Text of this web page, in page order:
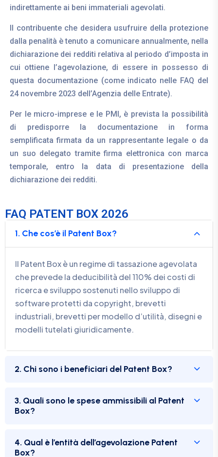
indirettamente ai beni immateriali agevolati.
Il contribuente che desidera usufruire della protezione
dalla penalità è tenuto a comunicare annualmente, nella
dichiarazione dei redditi relativa al periodo d’imposta in
cui ottiene l’agevolazione, di essere in possesso di
questa documentazione (come indicato nelle FAQ del
24 novembre 2023 dell’Agenzia delle Entrate).
Per le micro-imprese e le PMI, è prevista la possibilità
di predisporre la documentazione in forma
semplificata firmata da un rappresentante legale o da
un suo delegato tramite firma elettronica con marca
temporale, entro la data di presentazione della
dichiarazione dei redditi.
FAQ PATENT BOX 2026
1. Che cos’è il Patent Box?
Il Patent Box è un regime di tassazione agevolata
che prevede la deducibilità del 110% dei costi di
ricerca e sviluppo sostenuti nello sviluppo di
software protetti da copyright, brevetti
industriali, brevetti per modello d’utilità, disegni e
modelli tutelati giuridicamente.
2. Chi sono i beneficiari del Patent Box?
3. Quali sono le spese ammissibili al Patent
Box?
4. Qual è l’entità dell’agevolazione Patent
Box?